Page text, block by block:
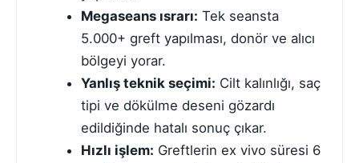
Megaseans ısrarı: Tek seansta
5.000+ greft yapılması, donör ve alıcı
bölgeyi yorar.
Yanlış teknik seçimi: Cilt kalınlığı, saç
tipi ve dökülme deseni gözardı
edildiğinde hatalı sonuç çıkar.
Hızlı işlem: Greftlerin ex vivo süresi 6